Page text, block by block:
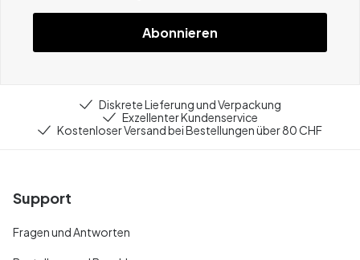
Abonnieren
Diskrete Lieferung und Verpackung
Exzellenter Kundenservice
Kostenloser Versand bei Bestellungen über 80 CHF
Support
Fragen und Antworten